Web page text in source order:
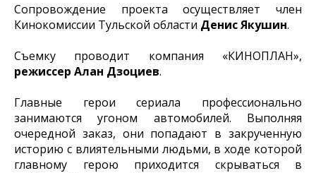
Сопровождение проекта осуществляет член
Кинокомиссии Тульской области Денис Якушин.
Съемку проводит компания «КИНОПЛАН»,
режиссер Алан Дзоциев.
Главные герои сериала профессионально
занимаются угоном автомобилей. Выполняя
очередной заказ, они попадают в закрученную
историю с влиятельными людьми, в ходе которой
главному герою приходится скрываться в